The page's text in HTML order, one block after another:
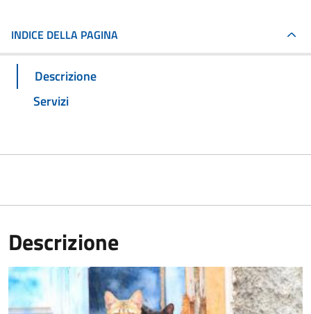
INDICE DELLA PAGINA
Descrizione
Servizi
Descrizione